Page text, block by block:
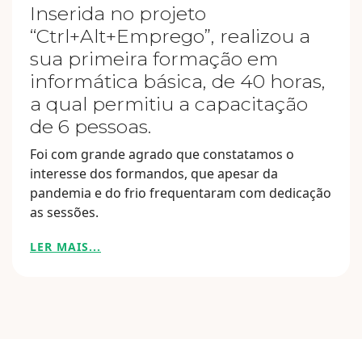
Inserida no projeto
“Ctrl+Alt+Emprego”, realizou a
sua primeira formação em
informática básica, de 40 horas,
a qual permitiu a capacitação
de 6 pessoas.
Foi com grande agrado que constatamos o
interesse dos formandos, que apesar da
pandemia e do frio frequentaram com dedicação
as sessões.
LER MAIS...